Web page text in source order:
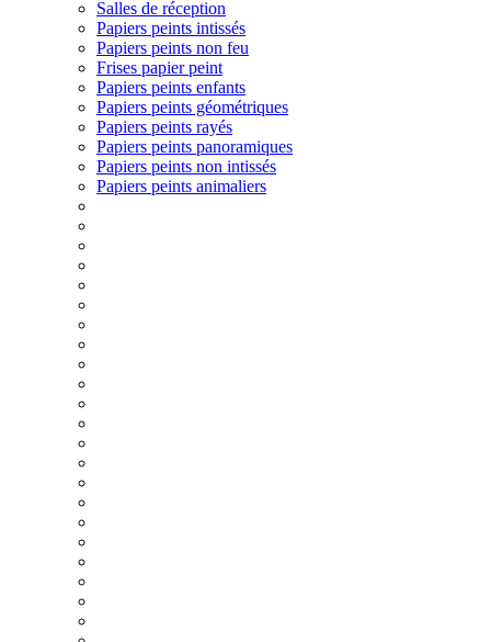
Salles de réception
Papiers peints intissés
Papiers peints non feu
Frises papier peint
Papiers peints enfants
Papiers peints géométriques
Papiers peints rayés
Papiers peints panoramiques
Papiers peints non intissés
Papiers peints animaliers